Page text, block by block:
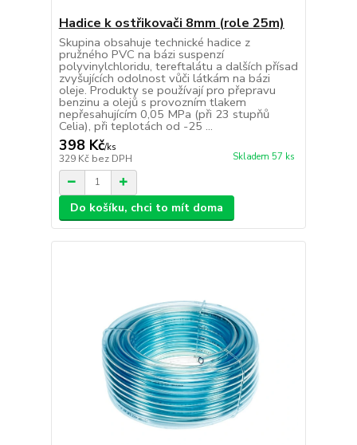
Hadice k ostřikovači 8mm (role 25m)
Skupina obsahuje technické hadice z
pružného PVC na bázi suspenzí
polyvinylchloridu, tereftalátu a dalších přísad
zvyšujících odolnost vůči látkám na bázi
oleje. Produkty se používají pro přepravu
benzinu a olejů s provozním tlakem
nepřesahujícím 0,05 MPa (při 23 stupňů
Celia), při teplotách od -25 ...
398 Kč/ks
329 Kč bez DPH Skladem 57 ks
Do košíku, chci to mít doma